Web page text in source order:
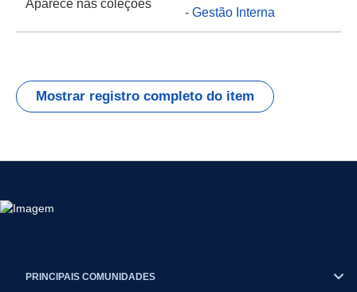
Aparece nas coleções
- Gestão Interna
Mostrar registro completo do item
PRINCIPAIS COMUNIDADES